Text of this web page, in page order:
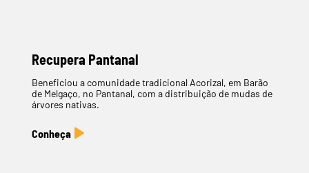
Recupera Pantanal
Beneficiou a comunidade tradicional Acorizal, em Barão
de Melgaço, no Pantanal, com a distribuição de mudas de
árvores nativas.